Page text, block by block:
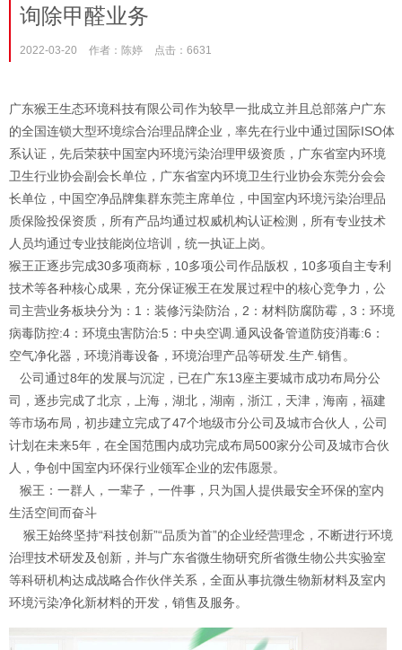
询除甲醛业务
2022-03-20 作者：陈婷 点击：6631
广东猴王生态环境科技有限公司作为较早一批成立并且总部落户广东
的全国连锁大型环境综合治理品牌企业，率先在行业中通过国际ISO体
系认证，先后荣获中国室内环境污染治理甲级资质，广东省室内环境
卫生行业协会副会长单位，广东省室内环境卫生行业协会东莞分会会
长单位，中国空净品牌集群东莞主席单位，中国室内环境污染治理品
质保险投保资质，所有产品均通过权威机构认证检测，所有专业技术
人员均通过专业技能岗位培训，统一执证上岗。
猴王正逐步完成30多项商标，10多项公司作品版权，10多项自主专利
技术等各种核心成果，充分保证猴王在发展过程中的核心竞争力，公
司主营业务板块分为：1：装修污染防治，2：材料防腐防霉，3：环境
病毒防控:4：环境虫害防治:5：中央空调.通风设备管道防疫消毒:6：
空气净化器，环境消毒设备，环境治理产品等研发.生产.销售。
公司通过8年的发展与沉淀，已在广东13座主要城市成功布局分公
司，逐步完成了北京，上海，湖北，湖南，浙江，天津，海南，福建
等市场布局，初步建立完成了47个地级市分公司及城市合伙人，公司
计划在未来5年，在全国范围内成功完成布局500家分公司及城市合伙
人，争创中国室内环保行业领军企业的宏伟愿景。
猴王：一群人，一辈子，一件事，只为国人提供最安全环保的室内
生活空间而奋斗
猴王始终坚持“科技创新”“品质为首”的企业经营理念，不断进行环境
治理技术研发及创新，并与广东省微生物研究所省微生物公共实验室
等科研机构达成战略合作伙伴关系，全面从事抗微生物新材料及室内
环境污染净化新材料的开发，销售及服务。